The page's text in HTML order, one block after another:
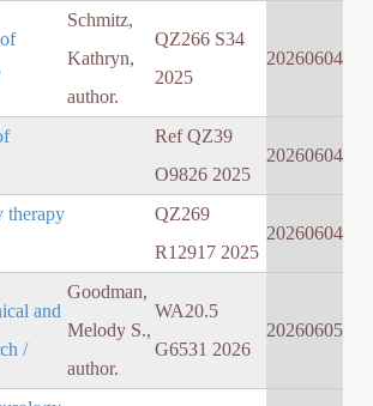
Schmitz,
Kathryn,
author.
QZ266 S34
2025
20260604
Ref QZ39
O9826 2025
20260604
therapy
QZ269
R12917 2025
20260604
and
/
Goodman,
Melody S.,
author.
WA20.5
G6531 2026
20260605